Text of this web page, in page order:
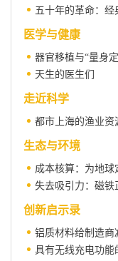
五十年的革命：经
医学与健康
器官移植与“量身
天生的医生们
走近科学
生态与环境
成本核算：为地球
失去吸引力：磁铁
创新启示录
具有无线充电功能